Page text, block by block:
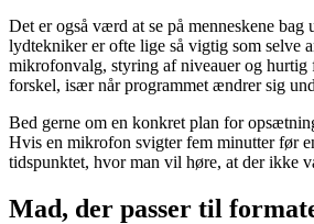
Det er også værd at se på menneskene bag
lydtekniker er ofte lige så vigtig som selve
mikrofonvalg, styring af niveauer og
forskel, især når programmet ændrer sig
Bed gerne om en konkret plan for
Hvis en mikrofon svigter fem minutter før
tidspunktet, hvor man vil høre, at der ikke
Mad, der passer til